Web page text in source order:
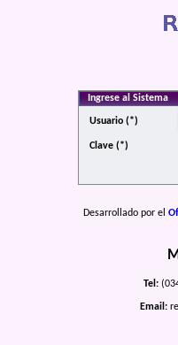
Ingrese al Sistema
Usuario (*)
Clave (*)
Desarrollado por el
Tel:
Email: